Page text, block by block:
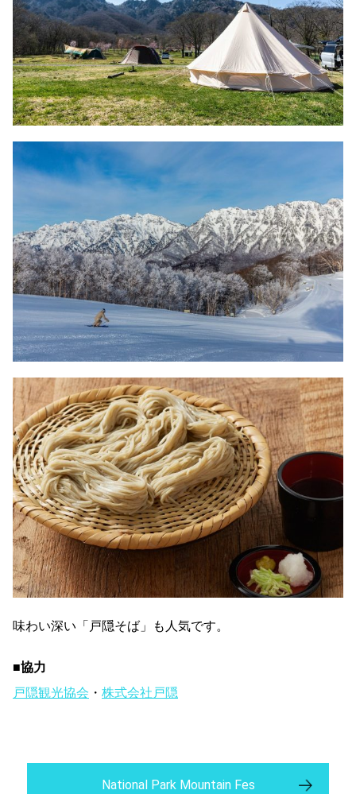
味わい深い「戸隠そば」も人気です。
■協力
戸隠観光協会 ・ 株式会社戸隠
National Park Mountain Fes